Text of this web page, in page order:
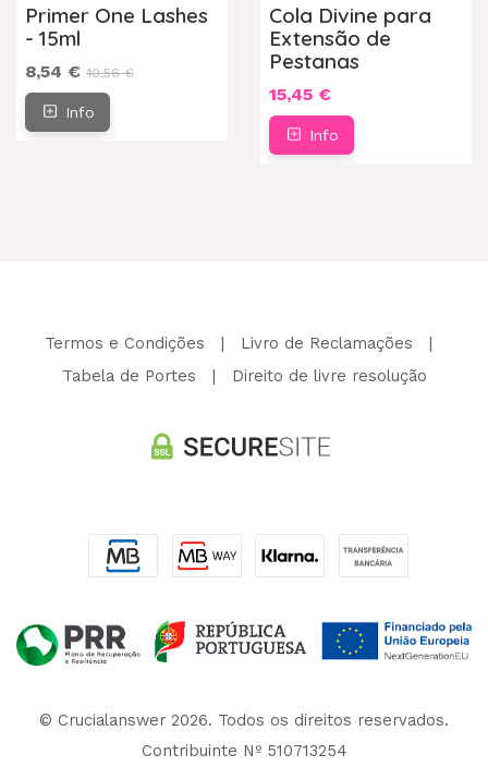
Primer One Lashes
- 15ml
8,54 € 10,56 €
Info
Cola Divine para
Extensão de
Pestanas
15,45 €
Info
Termos e Condições | Livro de Reclamações |
Tabela de Portes | Direito de livre resolução
© Crucialanswer 2026. Todos os direitos reservados.
Contribuinte Nº 510713254